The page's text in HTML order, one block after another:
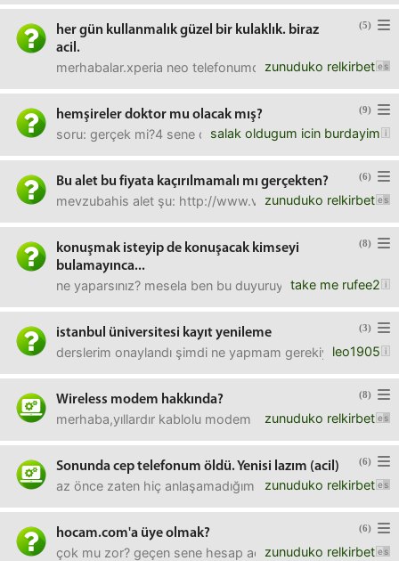
(5)
her gün kullanmalık güzel bir kulaklık. biraz
acil.
zunuduko relkirbet
merhabalar.xperia neo telefonumdan her gün müzik
(9)
hemşireler doktor mu olacak mış?
salak oldugum icin burdayim
soru: gerçek mi?4 sene okuyan bi hemşire, üzerine bi
(6)
Bu alet bu fiyata kaçırılmamalı mı gerçekten?
zunuduko relkirbet
mevzubahis alet şu: http://www.vatanbilgisayar.com/
(8)
konuşmak isteyip de konuşacak kimseyi
bulamayınca...
take me rufee2
ne yaparsınız? mesela ben bu duyuruyu açtım.
(3)
istanbul üniversitesi kayıt yenileme
leo1905
derslerim onaylandı şimdi ne yapmam gerekiyor ?
(8)
Wireless modem hakkında?
zunuduko relkirbet
merhaba,yıllardır kablolu modem kullanıyordum. fakat
(6)
Sonunda cep telefonum öldü. Yenisi lazım (acil)
zunuduko relkirbet
az önce zaten hiç anlaşamadığım samsung jet marka
(6)
hocam.com'a üye olmak?
zunuduko relkirbet
çok mu zor? geçen sene hesap açmıştım, üyelik onay